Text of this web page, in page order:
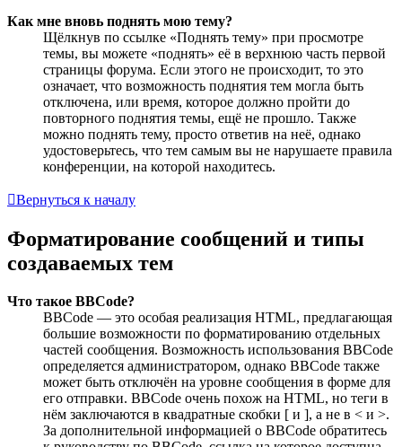
Как мне вновь поднять мою тему?
Щёлкнув по ссылке «Поднять тему» при просмотре
темы, вы можете «поднять» её в верхнюю часть первой
страницы форума. Если этого не происходит, то это
означает, что возможность поднятия тем могла быть
отключена, или время, которое должно пройти до
повторного поднятия темы, ещё не прошло. Также
можно поднять тему, просто ответив на неё, однако
удостоверьтесь, что тем самым вы не нарушаете правила
конференции, на которой находитесь.
Вернуться к началу
Форматирование сообщений и типы
создаваемых тем
Что такое BBCode?
BBCode — это особая реализация HTML, предлагающая
большие возможности по форматированию отдельных
частей сообщения. Возможность использования BBCode
определяется администратором, однако BBCode также
может быть отключён на уровне сообщения в форме для
его отправки. BBCode очень похож на HTML, но теги в
нём заключаются в квадратные скобки [ и ], а не в < и >.
За дополнительной информацией о BBCode обратитесь